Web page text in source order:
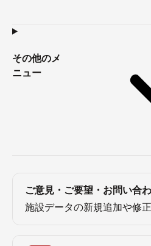
ハイパージェット・ボディジェ
その他のメ
ニュー
ご意見・ご要望・お問い合
施設データの新規追加や修